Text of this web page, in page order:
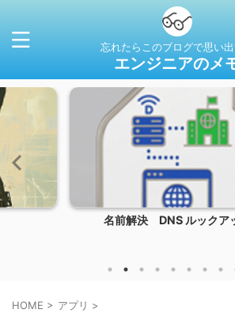
忘れたらこのブログで思い出
エンジニアのメ
名前解決 DNS ルックア
HOME > アプリ >